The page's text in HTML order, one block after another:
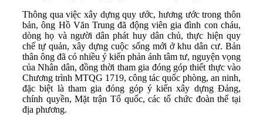
Thông qua việc xây dựng quy ước, hương ước trong thôn
bản, ông Hồ Văn Trung đã động viên gia đình con cháu,
dòng họ và người dân phát huy dân chủ, thực hiện quy
chế tự quản, xây dựng cuộc sống mới ở khu dân cư. Bản
thân ông đã có nhiều ý kiến phản ánh tâm tư, nguyện vọng
của Nhân dân, đồng thời tham gia đóng góp thiết thực vào
Chương trình MTQG 1719, công tác quốc phòng, an ninh,
đặc biệt là tham gia đóng góp ý kiến xây dựng Đảng,
chính quyền, Mặt trận Tổ quốc, các tổ chức đoàn thể tại
địa phương.